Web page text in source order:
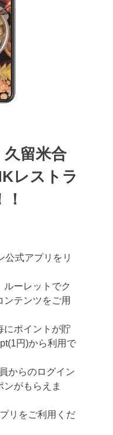
久留米合
レストラ
公式アプリをリ
ルーレットでク
ンテンツをご用
にポイントが貯
円)から利用で
からのログイン
がもらえま
リをご利用くだ